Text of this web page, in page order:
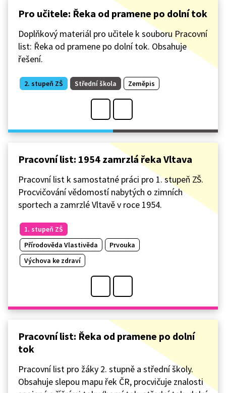
Pro učitele: Řeka od pramene po dolní tok
Doplňkový materiál pro učitele k souboru Pracovní
list: Řeka od pramene po dolní tok. Obsahuje
řešení.
2. stupeň ZŠ Střední škola Zeměpis
Pracovní list: 1954 zamrzlá řeka Vltava
Pracovní list k samostatné práci pro 1. stupeň ZŠ.
Procvičování vědomostí nabytých o zimních
sportech a zamrzlé Vltavě v roce 1954.
1. stupeň ZŠ
Přírodověda Vlastivěda
Prvouka
Výchova ke zdraví
Pracovní list: Řeka od pramene po dolní
tok
Pracovní list pro žáky 2. stupně a střední školy.
Obsahuje slepou mapu řek ČR, procvičuje znalosti